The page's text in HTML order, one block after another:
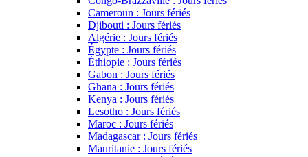
Cameroun : Jours fériés
Djibouti : Jours fériés
Algérie : Jours fériés
Égypte : Jours fériés
Éthiopie : Jours fériés
Gabon : Jours fériés
Ghana : Jours fériés
Kenya : Jours fériés
Lesotho : Jours fériés
Maroc : Jours fériés
Madagascar : Jours fériés
Mauritanie : Jours fériés